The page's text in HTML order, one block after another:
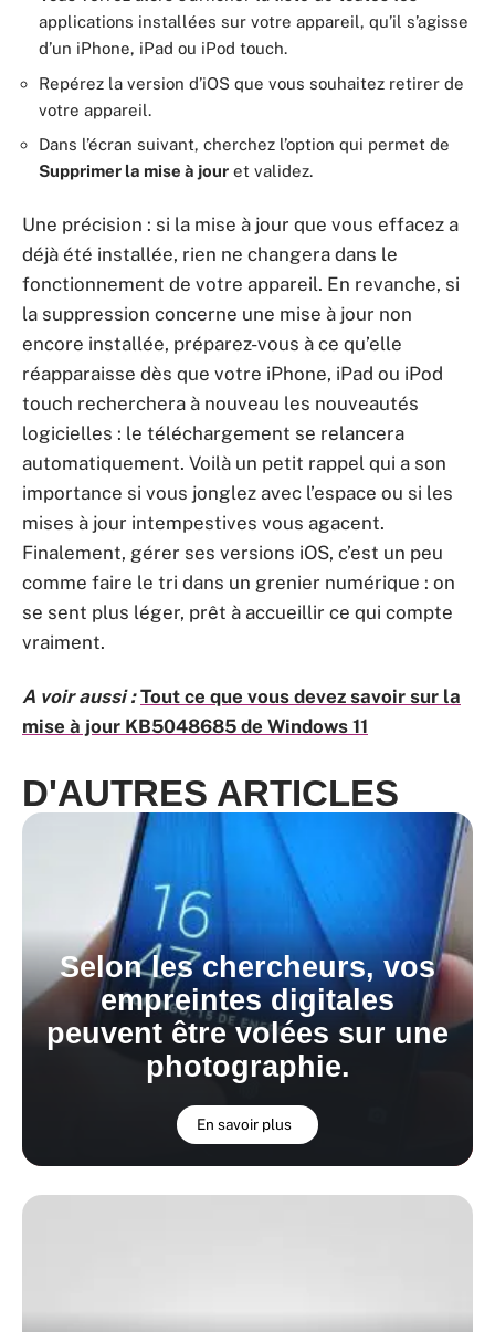
applications installées sur votre appareil, qu’il s’agisse
d’un iPhone, iPad ou iPod touch.
Repérez la version d’iOS que vous souhaitez retirer de
votre appareil.
Dans l’écran suivant, cherchez l’option qui permet de
Supprimer la mise à jour et validez.
Une précision : si la mise à jour que vous effacez a
déjà été installée, rien ne changera dans le
fonctionnement de votre appareil. En revanche, si
la suppression concerne une mise à jour non
encore installée, préparez-vous à ce qu’elle
réapparaisse dès que votre iPhone, iPad ou iPod
touch recherchera à nouveau les nouveautés
logicielles : le téléchargement se relancera
automatiquement. Voilà un petit rappel qui a son
importance si vous jonglez avec l’espace ou si les
mises à jour intempestives vous agacent.
Finalement, gérer ses versions iOS, c’est un peu
comme faire le tri dans un grenier numérique : on
se sent plus léger, prêt à accueillir ce qui compte
vraiment.
A voir aussi : Tout ce que vous devez savoir sur la
mise à jour KB5048685 de Windows 11
D'AUTRES ARTICLES
Selon les chercheurs, vos
empreintes digitales
peuvent être volées sur une
photographie.
En savoir plus